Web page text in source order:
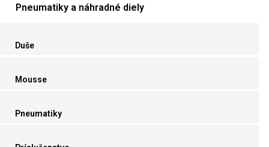
Pneumatiky a náhradné diely
Duše
Mousse
Pneumatiky